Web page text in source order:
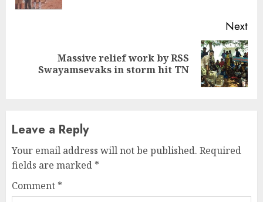
Next
post:
Massive relief work by RSS
Swayamsevaks in storm hit TN
Leave a Reply
Your email address will not be published. Required
fields are marked *
Comment *